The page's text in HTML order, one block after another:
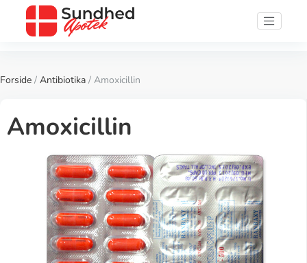
Forside / Antibiotika / Amoxicillin
Amoxicillin